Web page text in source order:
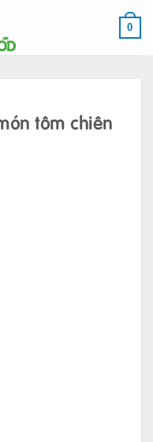
0
tôm chiên